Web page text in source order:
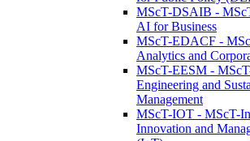
MScT-DSAIB -
AI for Business
MScT-EDACF -
Analytics and
MScT-EESM -
Engineering and
Management
MScT-IOT - MScT-
Innovation and